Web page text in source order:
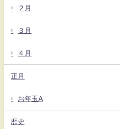
２月
３月
４月
正月
お年玉A
歴史